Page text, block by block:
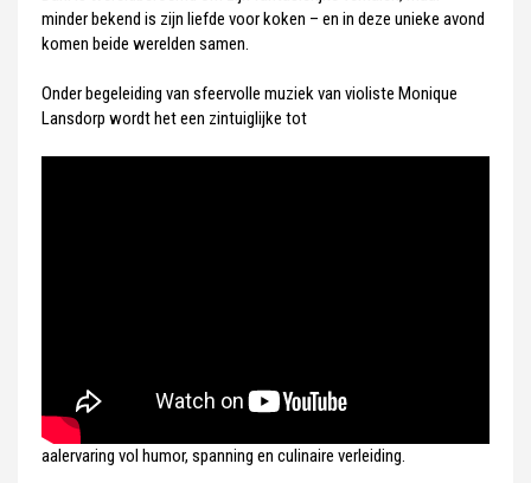
minder bekend is zijn liefde voor koken – en in deze unieke avond
komen beide werelden samen.
Onder begeleiding van sfeervolle muziek van violiste Monique
Lansdorp wordt het een zintuiglijke tot
aalervaring vol humor, spanning en culinaire verleiding.